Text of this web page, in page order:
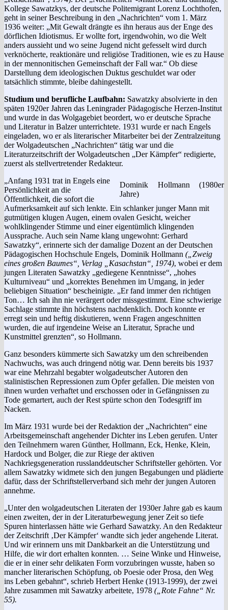
Kollege Sawatzkys, der deutsche Politemigrant Lorenz Lochthofen,
geht in seiner Beschreibung in den „Nachrichten“ vom 1. März
1936 weiter: „Mit Gewalt drängte es ihn heraus aus der Enge des
dörflichen Idiotismus. Er wollte fort, irgendwohin, wo die Welt
anders aussieht und wo seine Jugend nicht gefesselt wird durch
verknöcherte, reaktionäre und religiöse Traditionen, wie es zu Hause
in der mennonitischen Gemeinschaft der Fall war.“ Ob diese
Darstellung dem ideologischen Duktus geschuldet war oder
tatsächlich stimmte, bleibe dahingestellt.
Studium und berufliche Laufbahn: Sawatzky absolvierte in den
späten 1920er Jahren das Leningrader Pädagogische Herzen-Institut
und wurde in das Wolgagebiet beordert, wo er deutsche Sprache
und Literatur in Balzer unterrichtete. 1931 wurde er nach Engels
eingeladen, wo er als literarischer Mitarbeiter bei der Zentralzeitung
der Wolgadeutschen „Nachrichten“ tätig war und die
Literaturzeitschrift der Wolgadeutschen „Der Kämpfer“ redigierte,
zuerst als stellvertretender Redakteur.
Dominik Hollmann (1980er
Jahre)
„Anfang 1931 trat in Engels eine
Persönlichkeit an die
Öffentlichkeit, die sofort die
Aufmerksamkeit auf sich lenkte. Ein schlanker junger Mann mit
gutmütigen klugen Augen, einem ovalen Gesicht, weicher
wohlklingender Stimme und einer eigentümlich klingenden
Aussprache. Auch sein Name klang ungewohnt: Gerhard
Sawatzky“, erinnerte sich der damalige Dozent an der Deutschen
Pädagogischen Hochschule Engels, Dominik Hollmann („Zweig
eines großen Baumes“, Verlag „Kasachstan“, 1974), wobei er dem
jungen Literaten Sawatzky „gediegene Kenntnisse“, „hohes
Kulturniveau“ und „korrektes Benehmen im Umgang, in jeder
beliebigen Situation“ bescheinigte. „Er fand immer den richtigen
Ton… Ich sah ihn nie verärgert oder missgestimmt. Eine schwierige
Sachlage stimmte ihn höchstens nachdenklich. Doch konnte er
erregt sein und heftig diskutieren, wenn Fragen angeschnitten
wurden, die auf irgendeine Weise an Literatur, Sprache und
Kunstmittel grenzten“, so Hollmann.
Ganz besonders kümmerte sich Sawatzky um den schreibenden
Nachwuchs, was auch dringend nötig war. Denn bereits bis 1937
war eine Mehrzahl begabter wolgadeutscher Autoren den
stalinistischen Repressionen zum Opfer gefallen. Die meisten von
ihnen wurden verhaftet und erschossen oder in Gefängnissen zu
Tode gemartert, auch der Rest spürte schon den Todesgriff im
Nacken.
Im März 1931 wurde bei der Redaktion der „Nachrichten“ eine
Arbeitsgemeinschaft angehender Dichter ins Leben gerufen. Unter
den Teilnehmern waren Günther, Hollmann, Eck, Henke, Klein,
Hardock und Bolger, die zur Riege der aktiven
Nachkriegsgeneration russlanddeutscher Schriftsteller gehörten. Vor
allem Sawatzky widmete sich den jungen Begabungen und plädierte
dafür, dass der Schriftstellerverband sich mehr der jungen Autoren
annehme.
„Unter den wolgadeutschen Literaten der 1930er Jahre gab es kaum
einen zweiten, der in der Literaturbewegung jener Zeit so tiefe
Spuren hinterlassen hätte wie Gerhard Sawatzky. An den Redakteur
der Zeitschrift ‚Der Kämpfer‘ wandte sich jeder angehende Literat.
Und wir erinnern uns mit Dankbarkeit an die Unterstützung und
Hilfe, die wir dort erhalten konnten. … Seine Winke und Hinweise,
die er in einer sehr delikaten Form vorzubringen wusste, haben so
mancher literarischen Schöpfung, ob Poesie oder Prosa, den Weg
ins Leben gebahnt“, schrieb Herbert Henke (1913-1999), der zwei
Jahre zusammen mit Sawatzky arbeitete, 1978 („Rote Fahne“ Nr.
55).